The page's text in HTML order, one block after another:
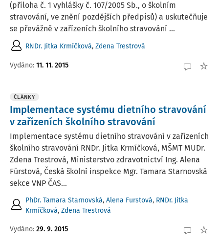
(příloha č. 1 vyhlášky č. 107/2005 Sb., o školním
stravování, ve znění pozdějších předpisů) a uskutečňuje
se převážně v zařízeních školního stravování ...
RNDr. Jitka Krmíčková, Zdena Trestrová
Vydáno: 11. 11. 2015
ČLÁNKY
Implementace systému dietního stravování
v zařízeních školního stravování
Implementace systému dietního stravování v zařízeních
školního stravování RNDr. Jitka Krmíčková, MŠMT MUDr.
Zdena Trestrová, Ministerstvo zdravotnictví Ing. Alena
Fürstová, Česká školní inspekce Mgr. Tamara Starnovská
sekce VNP ČAS...
PhDr. Tamara Starnovská, Alena Furstová, RNDr. Jitka
Krmíčková, Zdena Trestrová
Vydáno: 29. 9. 2015